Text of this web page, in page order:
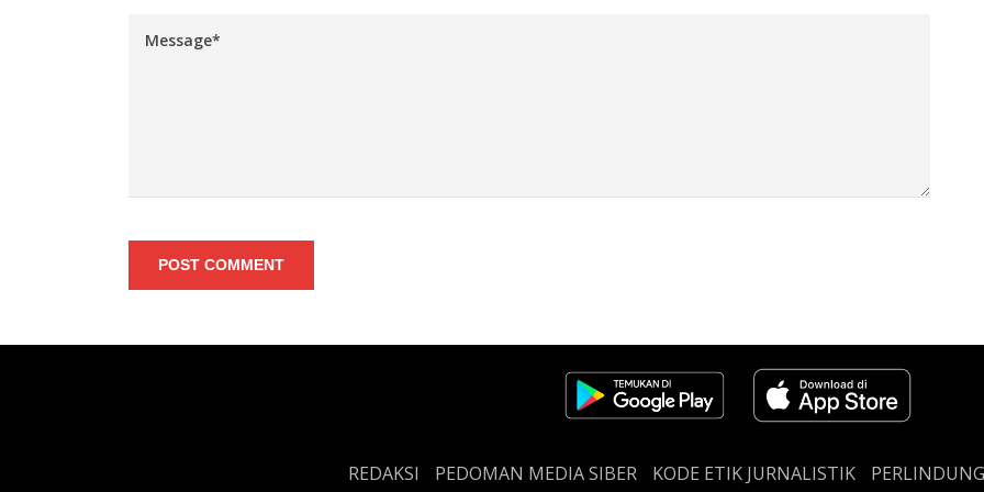
POST COMMENT
REDAKSI PEDOMAN MEDIA SIBER KODE ETIK JURNALISTIK